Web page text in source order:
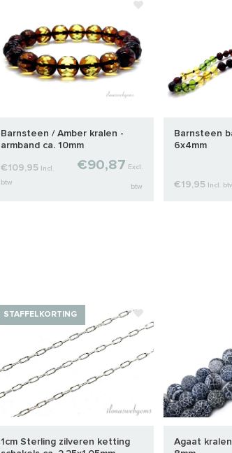
Barnsteen / Amber kralen -
armband ca. 10mm
€109,95
Incl.
btw
€90,87 Excl.
btw
Barnsteen
6x4mm
€19,95 Incl.
STAFFELKORTING
1cm Sterling zilveren ketting
Agaat